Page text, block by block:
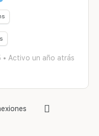
• Activo un año atrás